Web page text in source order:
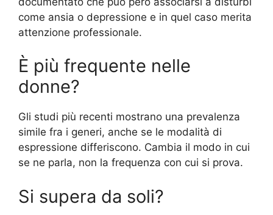
come ansia o depressione e in quel caso merita
attenzione professionale.
È più frequente nelle
donne?
Gli studi più recenti mostrano una prevalenza
simile fra i generi, anche se le modalità di
espressione differiscono. Cambia il modo in cui
se ne parla, non la frequenza con cui si prova.
Si supera da soli?